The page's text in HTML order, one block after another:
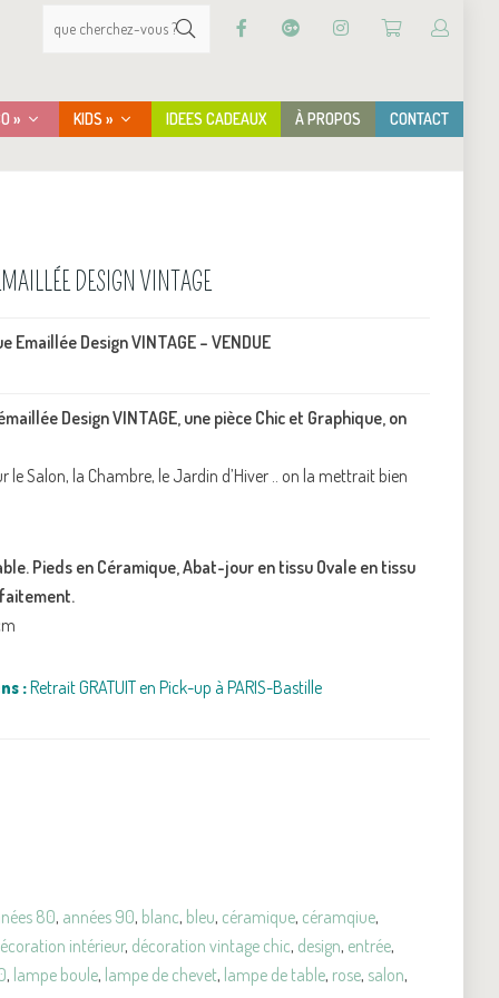
» KIDS » IDEES CADEAUX À PROPOS CONTACT
DESIGN VINTAGE
Emaillée Design VINTAGE – VENDUE
Design VINTAGE, une pièce Chic et Graphique, on
le Salon, la Chambre, le Jardin d’Hiver .. on la mettrait bien
Pieds en Céramique, Abat-jour en tissu Ovale en tissu
:Retrait GRATUIT en Pick-up à PARIS-Bastille
80, années 90, blanc, bleu, céramique, céramqiue,
intérieur, décoration vintage chic, design, entrée,
, lampe boule, lampe de chevet, lampe de table, rose, salon,